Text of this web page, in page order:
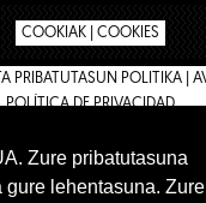
COOKIAK | COOKIES
PRIBATUTASUN POLITIKA |
POLÍTICA DE PRIVACIDAD
GUNEA 🔑 Euskara
Zure pribatutasuna
gure lehentasuna. Zure